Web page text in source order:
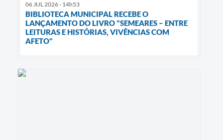
06 JUL 2026 - 14h53
BIBLIOTECA MUNICIPAL RECEBE O
LANÇAMENTO DO LIVRO "SEMEARES – ENTRE
LEITURAS E HISTÓRIAS, VIVÊNCIAS COM
AFETO"